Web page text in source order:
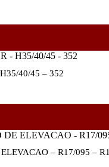
40/45 – 352
– R17/095 –